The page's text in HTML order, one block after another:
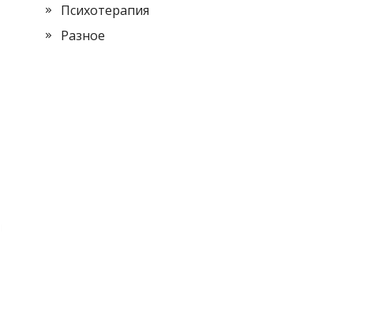
Психотерапия
Разное